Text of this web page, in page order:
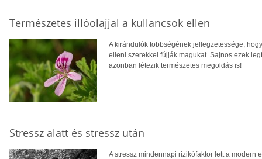
Természetes illóolajjal a kullancsok ellen
A kirándulók többségének jellegzetessége,
elleni szerekkel fújják magukat. Sajnos ezek
azonban létezik természetes megoldás is!
Stressz alatt és stressz után
A stressz mindennapi rizikófaktor lett a modern